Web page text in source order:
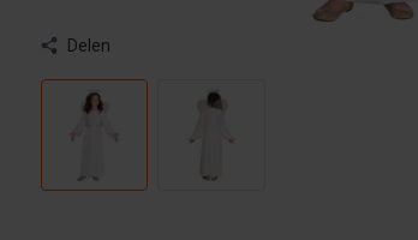
Delen